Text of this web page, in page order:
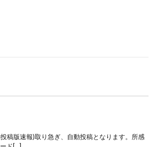
稿版速報)取り急ぎ、自動投稿となります。所感